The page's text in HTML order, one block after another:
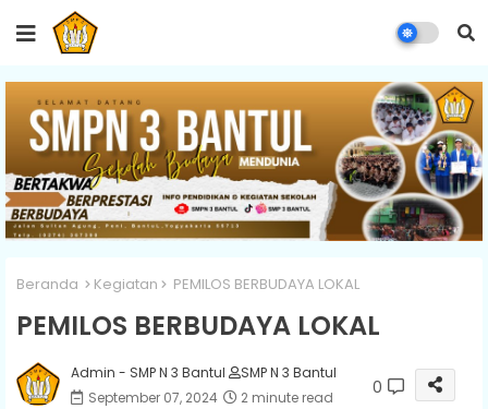
Beranda Kegiatan PEMILOS BERBUDAYA LOKAL
PEMILOS BERBUDAYA LOKAL
Admin - SMP N 3 Bantul
SMP N 3 Bantul
September 07, 2024
2 minute read 0